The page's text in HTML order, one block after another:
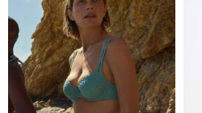
листа
на
желби